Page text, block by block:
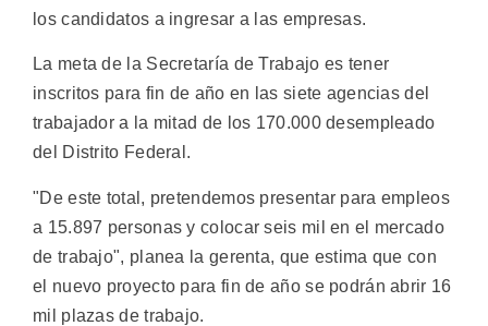
los candidatos a ingresar a las empresas.
La meta de la Secretaría de Trabajo es tener
inscritos para fin de año en las siete agencias del
trabajador a la mitad de los 170.000 desempleado
del Distrito Federal.
"De este total, pretendemos presentar para empleos
a 15.897 personas y colocar seis mil en el mercado
de trabajo", planea la gerenta, que estima que con
el nuevo proyecto para fin de año se podrán abrir 16
mil plazas de trabajo.